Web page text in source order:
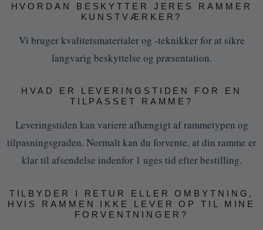
HVORDAN BESKYTTER JERES RAMMER
KUNSTVÆRKER?
Vi bruger kvalitetsmaterialer og -teknikker for at sikre
langvarig beskyttelse og præsentation.
HVAD ER LEVERINGSTIDEN FOR EN
TILPASSET RAMME?
Leveringstiden kan variere afhængigt af rammetypen og
tilpasningsgraden. Normalt kan du forvente, at din ramme er
klar til afsendelse indenfor 1 uges tid efter bestilling.
TILBYDER I RETUR ELLER OMBYTNING,
HVIS RAMMEN IKKE LEVER OP TIL MINE
FORVENTNINGER?